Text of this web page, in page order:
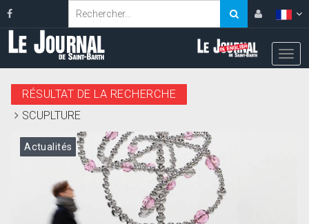
RÉSULTAT DE LA RECHERCHE
SCUPLTURE
Actualités